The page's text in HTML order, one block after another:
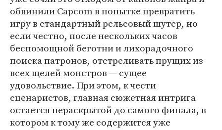
обвинили Capcom в попытке превратить
игру в стандартный рельсовый шутер, но
если честно, после нескольких часов
беспомощной беготни и лихорадочного
поиска патронов, отстреливать прущих из
всех щелей монстров — сущее
удовольствие. При этом, к чести
сценаристов, главная сюжетная интрига
остается нераскрытой до самого финала, в
котором к тому же содержится уже